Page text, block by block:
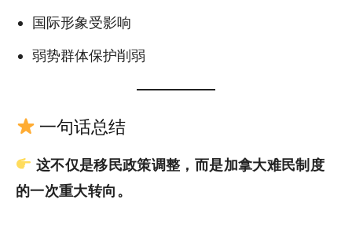
国际形象受影响
弱势群体保护削弱
一句话总结
这不仅是移民政策调整，而是加拿大难民制度
的一次重大转向。